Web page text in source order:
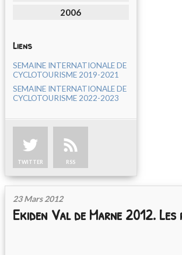
2006
Liens
SEMAINE INTERNATIONALE DE
CYCLOTOURISME 2019-2021
SEMAINE INTERNATIONALE DE
CYCLOTOURISME 2022-2023
TWITTER RSS
23 Mars 2012
Ekiden Val de Marne 2012.